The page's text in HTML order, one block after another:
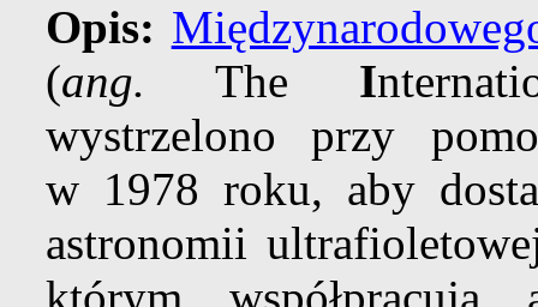
Opis:
(ang. The I
wystrzelono przy
w 1978 roku, aby
astronomii